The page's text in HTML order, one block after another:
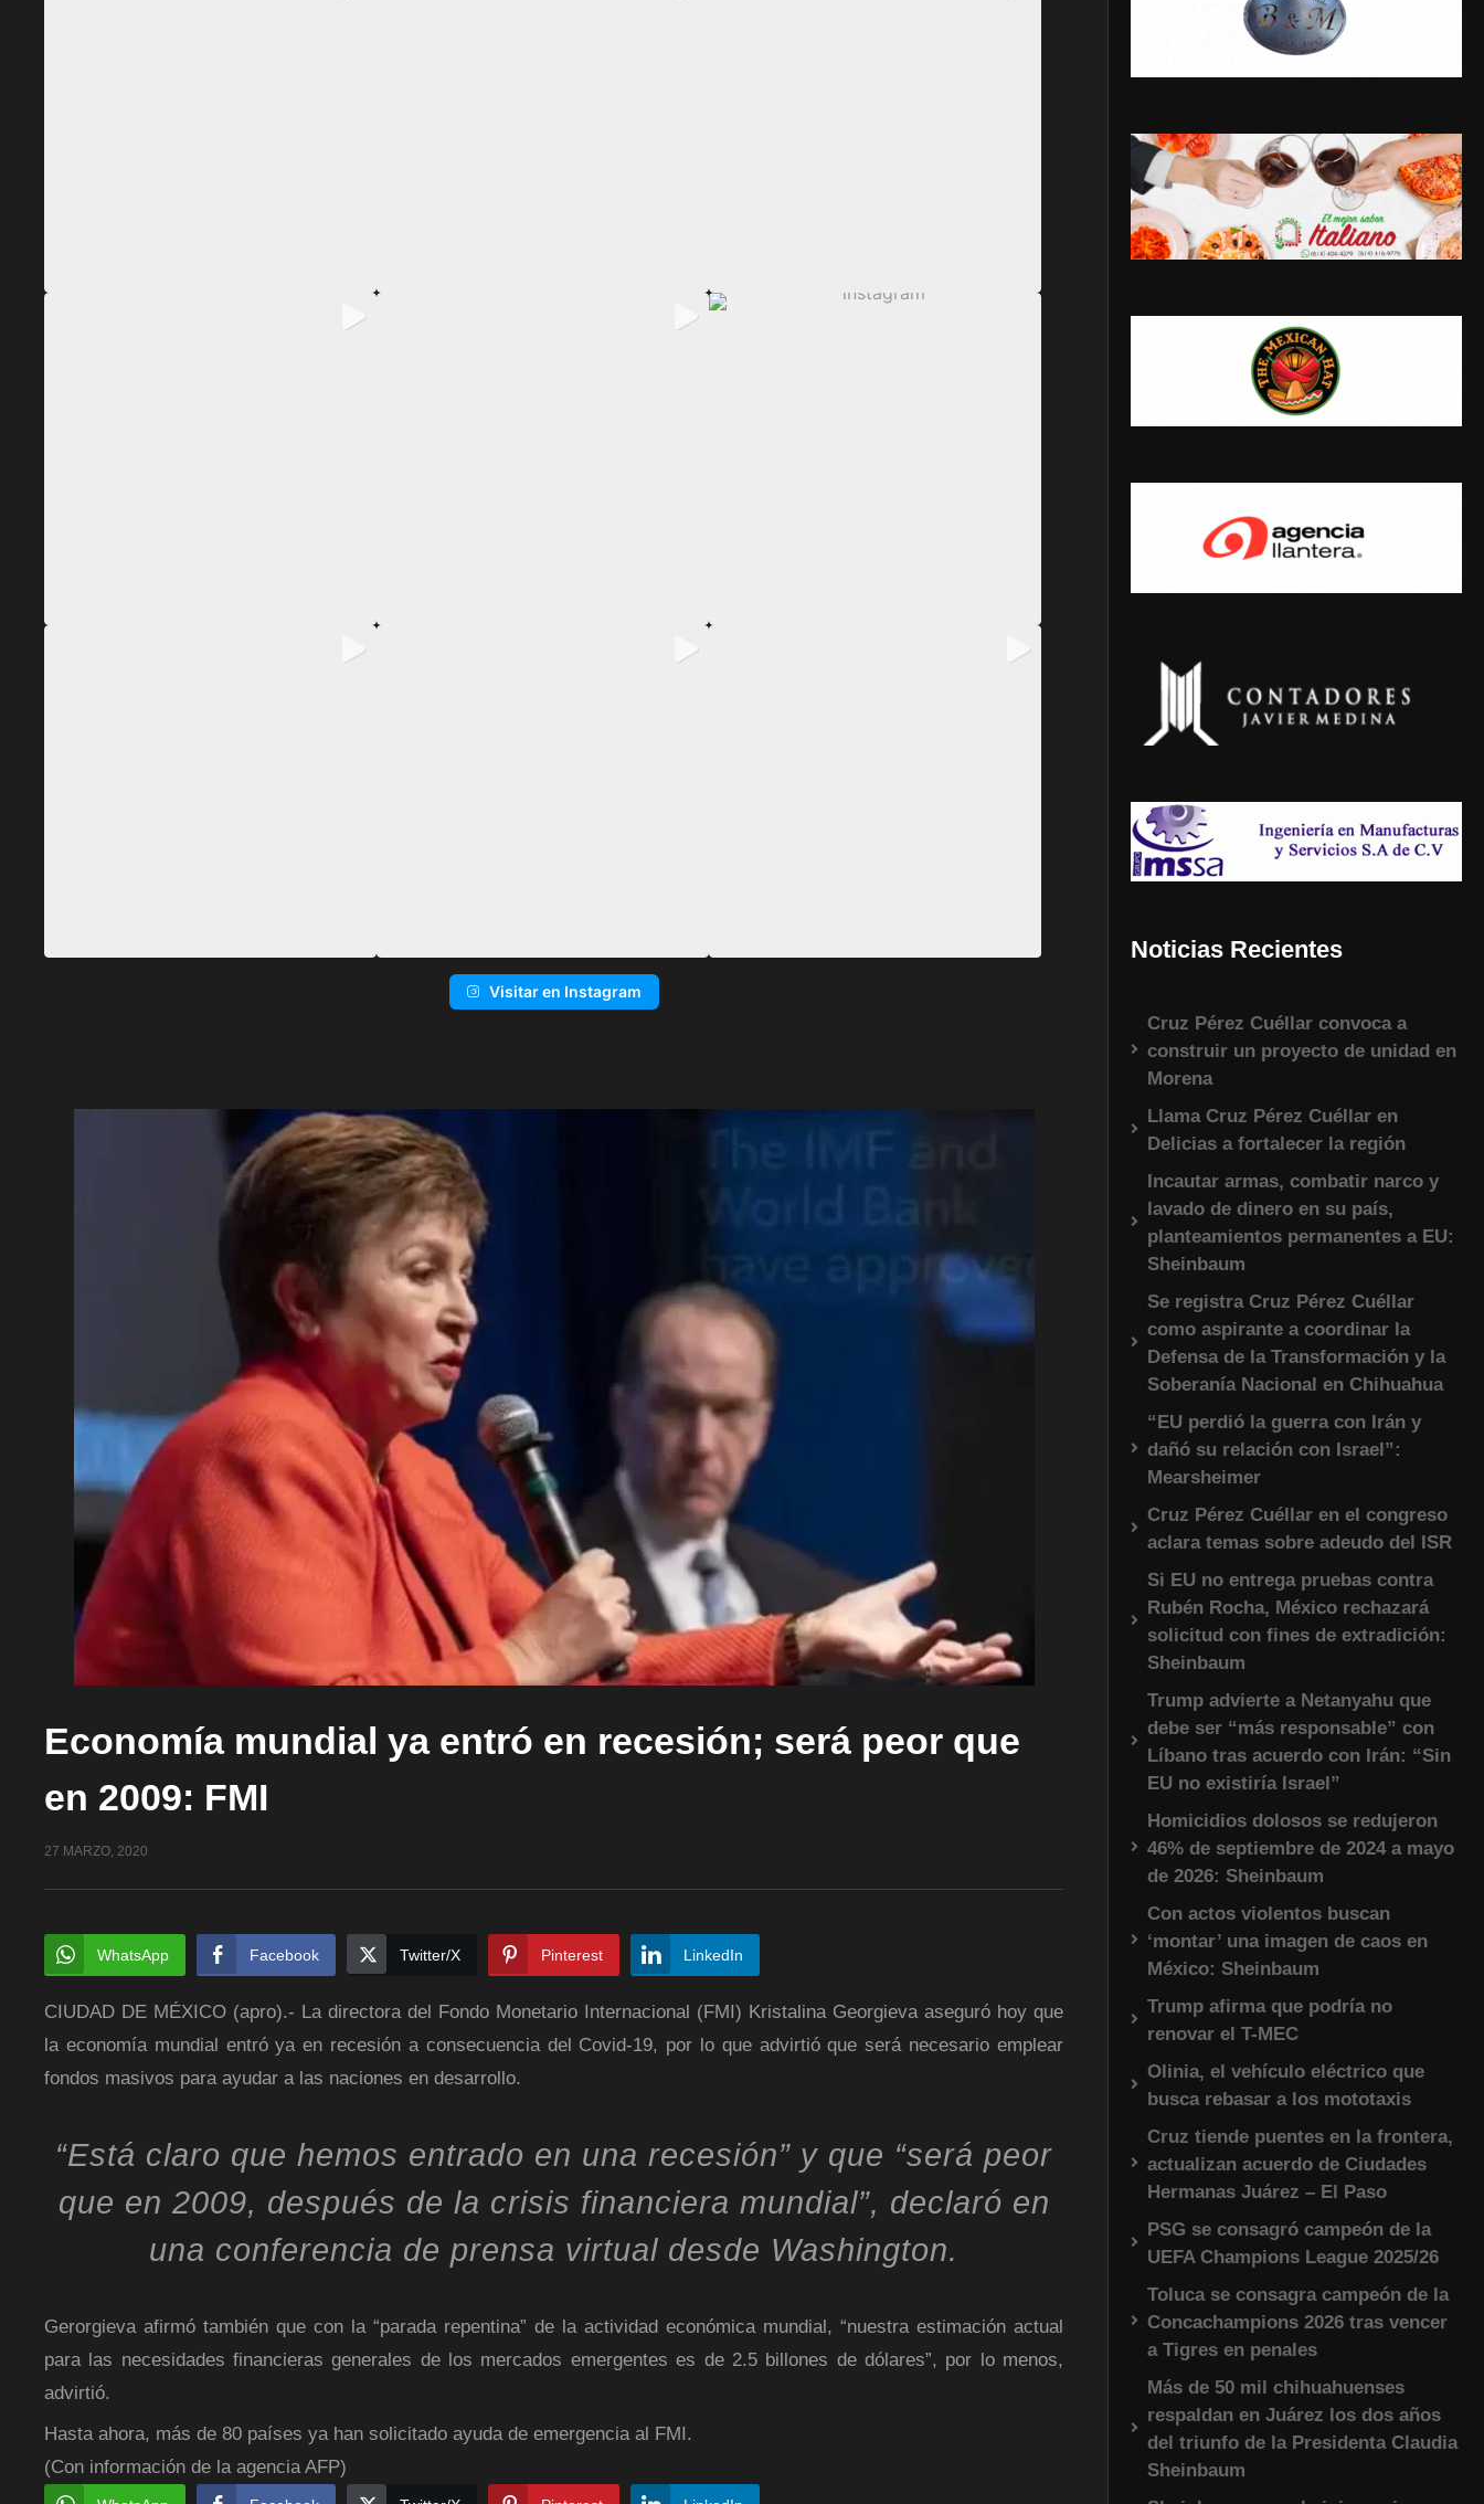
Visitar en Instagram
Economía mundial ya entró en recesión; será peor que
en 2009: FMI
27 MARZO, 2020
WhatsApp Facebook Twitter/X Pinterest LinkedIn
CIUDAD DE MÉXICO (apro).- La directora del Fondo Monetario Internacional (FMI) Kristalina Georgieva aseguró hoy que
la economía mundial entró ya en recesión a consecuencia del Covid-19, por lo que advirtió que será necesario emplear
fondos masivos para ayudar a las naciones en desarrollo.
“Está claro que hemos entrado en una recesión” y que “será peor
que en 2009, después de la crisis financiera mundial”, declaró en
una conferencia de prensa virtual desde Washington.
Gerorgieva afirmó también que con la “parada repentina” de la actividad económica mundial, “nuestra estimación actual
para las necesidades financieras generales de los mercados emergentes es de 2.5 billones de dólares”, por lo menos,
advirtió.
Hasta ahora, más de 80 países ya han solicitado ayuda de emergencia al FMI.
(Con información de la agencia AFP)
Noticias Recientes
Cruz Pérez Cuéllar convoca a
construir un proyecto de unidad en
Morena
Llama Cruz Pérez Cuéllar en
Delicias a fortalecer la región
Incautar armas, combatir narco y
lavado de dinero en su país,
planteamientos permanentes a EU:
Sheinbaum
Se registra Cruz Pérez Cuéllar
como aspirante a coordinar la
Defensa de la Transformación y la
Soberanía Nacional en Chihuahua
“EU perdió la guerra con Irán y
dañó su relación con Israel”:
Mearsheimer
Cruz Pérez Cuéllar en el congreso
aclara temas sobre adeudo del ISR
Si EU no entrega pruebas contra
Rubén Rocha, México rechazará
solicitud con fines de extradición:
Sheinbaum
Trump advierte a Netanyahu que
debe ser “más responsable” con
Líbano tras acuerdo con Irán: “Sin
EU no existiría Israel”
Homicidios dolosos se redujeron
46% de septiembre de 2024 a mayo
de 2026: Sheinbaum
Con actos violentos buscan
‘montar’ una imagen de caos en
México: Sheinbaum
Trump afirma que podría no
renovar el T-MEC
Olinia, el vehículo eléctrico que
busca rebasar a los mototaxis
Cruz tiende puentes en la frontera,
actualizan acuerdo de Ciudades
Hermanas Juárez – El Paso
PSG se consagró campeón de la
UEFA Champions League 2025/26
Toluca se consagra campeón de la
Concachampions 2026 tras vencer
a Tigres en penales
Más de 50 mil chihuahuenses
respaldan en Juárez los dos años
del triunfo de la Presidenta Claudia
Sheinbaum